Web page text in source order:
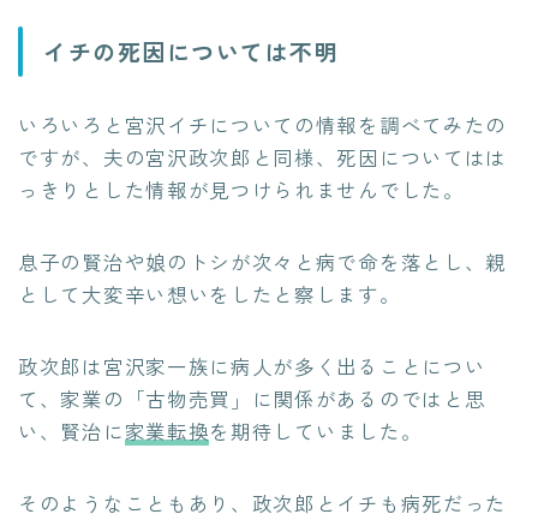
イチの死因については不明
いろいろと宮沢イチについての情報を調べてみたの
ですが、夫の宮沢政次郎と同様、死因についてはは
っきりとした情報が見つけられませんでした。
息子の賢治や娘のトシが次々と病で命を落とし、親
として大変辛い想いをしたと察します。
政次郎は宮沢家一族に病人が多く出ることについ
て、家業の「古物売買」に関係があるのではと思
い、賢治に家業転換を期待していました。
そのようなこともあり、政次郎とイチも病死だった